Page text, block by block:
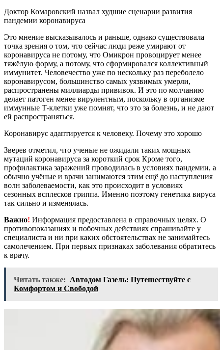
Доктор Комаровский назвал худшие сценарии развития
пандемии коронавируса
Это мнение высказывалось и раньше, однако существовала
точка зрения о том, что сейчас люди реже умирают от
коронавируса не потому, что Омикрон провоцирует менее
тяжёлую форму, а потому, что сформировался коллективный
иммунитет. Человечество уже по нескольку раз переболело
коронавирусом, большинство самых уязвимых умерли,
распространены миллиарды прививок. И это по молчанию
делает патоген менее вирулентным, поскольку в организме
иммунные Т-клетки уже помнят, что это за болезнь, и не дают
ей распространяться.
Коронавирус адаптируется к человеку. Почему это хорошо
Зверев отметил, что ученые не ожидали таких мощных
мутаций коронавируса за короткий срок Кроме того,
профилактика заражений проводилась в условиях пандемии, а
обычно учёные и врачи занимаются этим ещё до наступления
волн заболеваемости, как это происходит в условиях
сезонных всплесков гриппа. Именно поэтому генетика вируса
так сильно и изменялась.
Важно! Информация предоставлена в справочных целях. О
противопоказаниях и побочных действиях спрашивайте у
специалиста и ни при каких обстоятельствах не занимайтесь
самолечением. При первых признаках заболевания обратитесь
к врачу.
Читать также: Автодом Газель: Путешествуйте с
Комфортом и Свободой